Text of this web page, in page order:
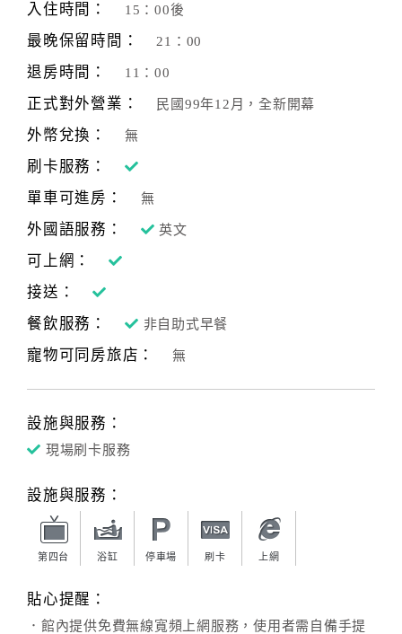
請
款
據
作
提
店
合
作
合
旅
入住時間： 15：00後
最晚保留時間： 21：00
退房時間： 11：00
正式對外營業： 民國99年12月，全新開幕
外幣兌換： 無
刷卡服務：
單車可進房：
無
外國語服務： 英文
可上網：
接送：
餐飲服務：
非自助式早餐
寵物可同房旅店： 無
設施與服務：
現場刷卡服務
設施與服務：
第四台 浴缸 停車場 刷卡 上網
貼心提醒：
．館內提供免費無線寬頻上網服務，使用者需自備手提